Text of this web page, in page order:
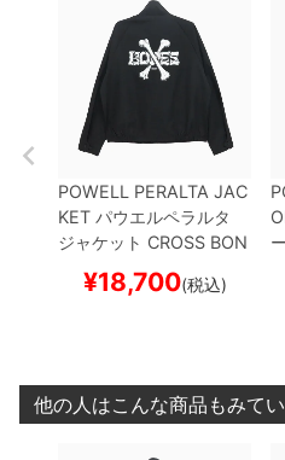
POWELL PERALTA JAC
KET パウエルペラルタ
ジャケット CROSS BON
BLACKスケートボー
ド スケボー
¥18,700(税込)
他の人はこんな商品もみて